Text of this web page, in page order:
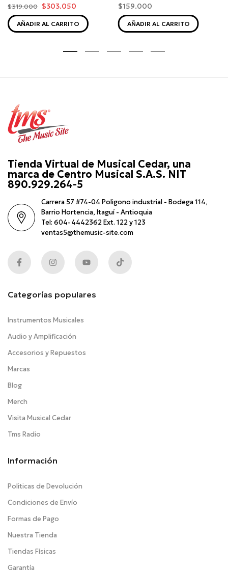
$319.000 $303.050
AÑADIR AL CARRITO
$159.000
AÑADIR AL CARRITO
Tienda Virtual de Musical Cedar, una
marca de Centro Musical S.A.S. NIT
890.929.264-5
Carrera 57 #74-04 Poligono industrial - Bodega 114,
Barrio Hortencia, Itaguí - Antioquia
Tel: 604-4442362 Ext. 122 y 123
ventas5@themusic-site.com
Categorías populares
Instrumentos Musicales
Audio y Amplificación
Accesorios y Repuestos
Marcas
Blog
Merch
Visita Musical Cedar
Tms Radio
Información
Politicas de Devolución
Condiciones de Envío
Formas de Pago
Nuestra Tienda
Tiendas Físicas
Garantía